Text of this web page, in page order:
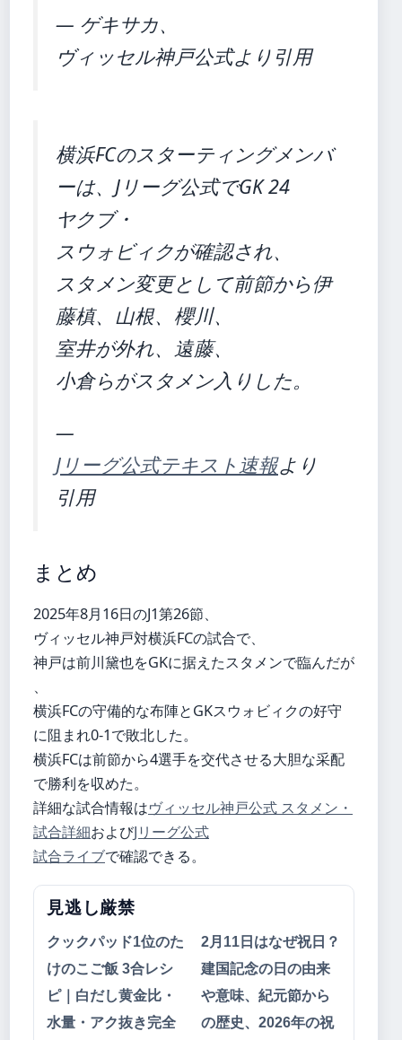
— ゲキサカ、
ヴィッセル神戸公式より引用
横浜FCのスターティングメンバ
ーは、Jリーグ公式でGK 24
ヤクブ・
スウォビィクが確認され、
スタメン変更として前節から伊
藤槙、山根、櫻川、
室井が外れ、遠藤、
小倉らがスタメン入りした。
—
Jリーグ公式テキスト速報より
引用
まとめ
2025年8月16日のJ1第26節、
ヴィッセル神戸対横浜FCの試合で、
神戸は前川黛也をGKに据えたスタメンで臨んだが
、
横浜FCの守備的な布陣とGKスウォビィクの好守
に阻まれ0-1で敗北した。
横浜FCは前節から4選手を交代させる大胆な采配
で勝利を収めた。
詳細な試合情報はヴィッセル神戸公式 スタメン・
試合詳細およびJリーグ公式
試合ライブで確認できる。
見逃し厳禁
クックパッド1位のた
けのこご飯 3合レシ
ピ｜白だし黄金比・
水量・アク抜き完全
2月11日はなぜ祝日？
建国記念の日の由来
や意味、紀元節から
の歴史、2026年の祝